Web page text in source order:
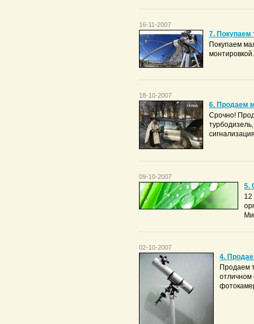
16-11-2007
7. Покупаем
Покупаем
18-10-2007
6. Продаем
Срочно!
09-10-2007
5.
12
02-10-2007
4.
Продаем
отличном